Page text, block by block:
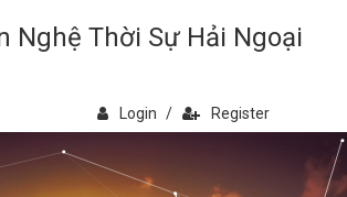
Nghệ Thời Sự Hải Ngoại
Login / Register